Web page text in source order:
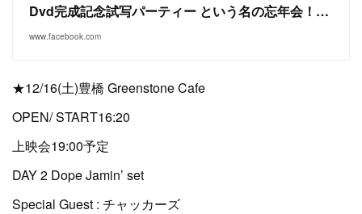
Dvd完成記念試写パーティー という名の忘年会！！！大阪
www.facebook.com
★12/16(土)豊橋 Greenstone Cafe
OPEN/ START16:20
上映会19:00予定
DAY 2 Dope Jamin’ set
Special Guest : チャッカーズ